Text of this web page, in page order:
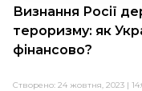
Визнання Росії
тероризму: як
фінансово?
Створено: 24 жовтня, 2023 |